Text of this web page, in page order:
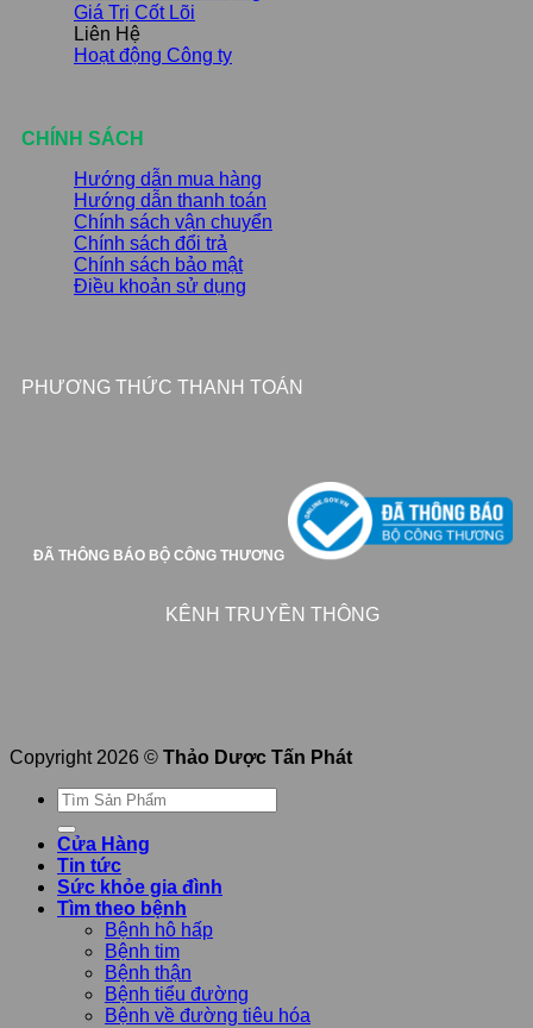
Giá Trị Cốt Lõi
Liên Hệ
Hoạt động Công ty
CHÍNH SÁCH
Hướng dẫn mua hàng
Hướng dẫn thanh toán
Chính sách vận chuyển
Chính sách đổi trả
Chính sách bảo mật
Điều khoản sử dụng
PHƯƠNG THỨC THANH TOÁN
ĐÃ THÔNG BÁO BỘ CÔNG THƯƠNG
KÊNH TRUYỀN THÔNG
Copyright 2026 © Thảo Dược Tấn Phát
Tìm
kiếm:
Cửa Hàng
Tin tức
Sức khỏe gia đình
Tìm theo bệnh
Bệnh hô hấp
Bệnh tim
Bệnh thận
Bệnh tiểu đường
Bệnh về đường tiêu hóa